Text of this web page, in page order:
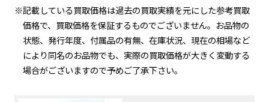
※記載している買取価格は過去の買取実績を元にした参考買取
価格で、買取価格を保証するものでございません。お品物の
状態、発行年度、付属品の有無、在庫状況、現在の相場など
により同名のお品物でも、実際の買取価格が大きく変動する
場合がございますので予めご了承下さい。